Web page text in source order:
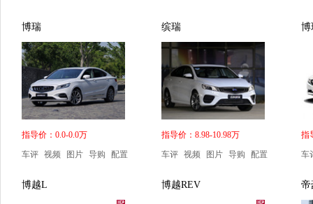
博瑞
指导价：0.0-0.0万
车评 视频 图片 导购 配置
缤瑞
指导价：8.98-10.98万
车评 视频 图片 导购 配置
博
指
车
博越L 博越REV 帝